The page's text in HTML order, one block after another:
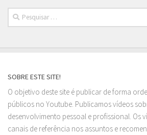
Pesquisar
por:
SOBRE ESTE SITE!
O objetivo deste site é publicar de forma
públicos no Youtube. Publicamos vídeos
desenvolvimento pessoal e profissional. Os
canais de referência nos assuntos e